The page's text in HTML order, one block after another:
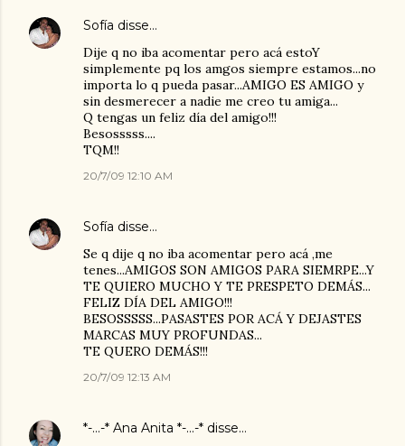
Sofía disse…
Dije q no iba acomentar pero acá estoY
simplemente pq los amgos siempre estamos...no
importa lo q pueda pasar...AMIGO ES AMIGO y
sin desmerecer a nadie me creo tu amiga...
Q tengas un feliz día del amigo!!!
Besosssss....
TQM!!
20/7/09 12:10 AM
Sofía disse…
Se q dije q no iba acomentar pero acá ,me
tenes...AMIGOS SON AMIGOS PARA SIEMRPE...Y
TE QUIERO MUCHO Y TE PRESPETO DEMÁS...
FELIZ DÍA DEL AMIGO!!!
BESOSSSSS...PASASTES POR ACÁ Y DEJASTES
MARCAS MUY PROFUNDAS...
TE QUERO DEMÁS!!!
20/7/09 12:13 AM
*-...-* Ana Anita *-...-* disse…